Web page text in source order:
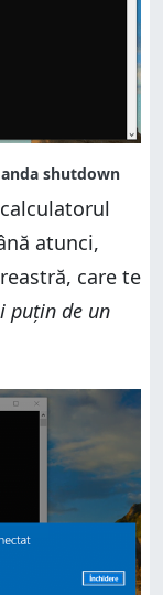
atunci,
care te
puțin de un